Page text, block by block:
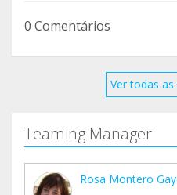
familia, por eso son con
que paséis una feliz
Besos y abrazos.
Sol
0 Comentários
Ver todas
Teaming Manager
Rosa Montero